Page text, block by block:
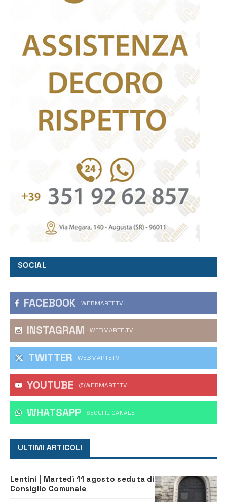
SOCIAL
FACEBOOK WEBMARTETV
INSTAGRAM WEBMARTE.TV
TWITTER WEBMARTETV
YOUTUBE @WEBMARTETV
WHATSAPP ‎SEGUI IL CANALE
ULTIMI ARTICOLI
Lentini | Martedì 11 agosto seduta di
Consiglio Comunale